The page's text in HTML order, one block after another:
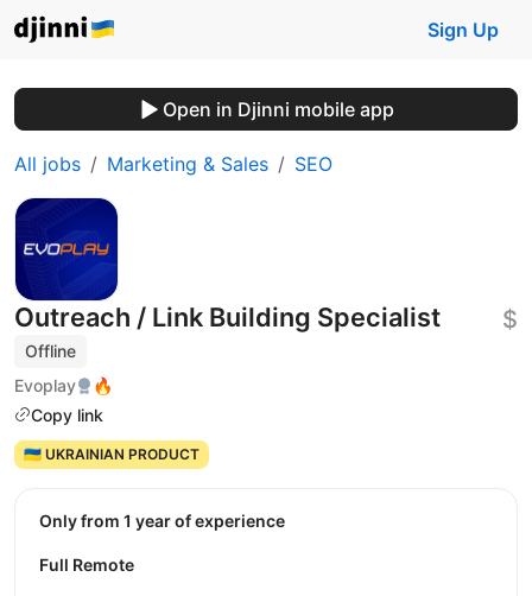
Sign Up
Open in Djinni mobile app
All jobs Marketing & Sales SEO
Outreach / Link Building Specialist
Offline
Evoplay
🔥
Copy link
$
🇺🇦 UKRAINIAN PRODUCT
Only from 1 year of experience
Full Remote